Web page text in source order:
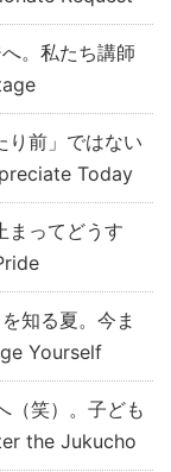
。私たち講師
り前」ではない
Today
まってどうす
知る夏。今ま
Yourself
（笑）。子ども
the Jukucho